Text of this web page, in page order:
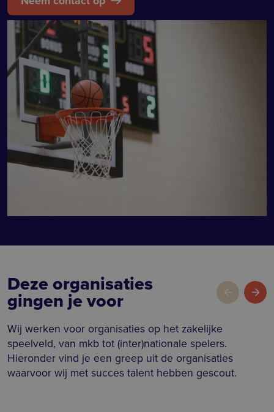
Deze organisa­ties
gingen je voor
Wij werken voor organisaties op het zakelijke
speelveld, van mkb tot (inter)nationale spelers.
Hieronder vind je een greep uit de organisaties
waarvoor wij met succes talent hebben gescout.